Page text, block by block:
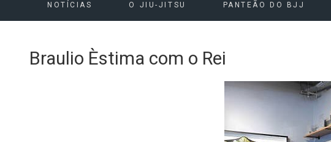
NOTÍCIAS O JIU-JITSU PANTEÃO DO BJJ
Braulio Èstima com o Rei